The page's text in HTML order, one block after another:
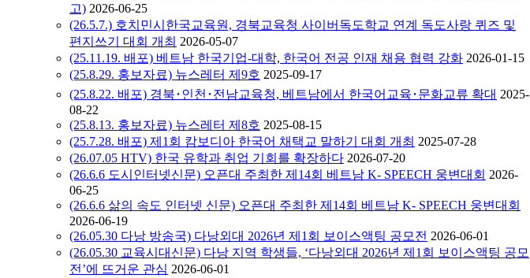
고) 2026-06-25
(26.5.7.) 호치민시한국교육원, 경북교육청 사이버독도학교 연계 독도사랑 퀴즈 및
편지쓰기 대회 개최 2026-05-07
(25.11.19. 배포) 베트남 한국기업-대학, 한국어 전공 인재 채용 협력 강화 2026-01-15
(25.8.29. 홍보자료) 뉴스레터 제9호 2025-09-17
(25.8.22. 배포) 경북･인천･전남교육청, 베트남에서 한국어교육･문화교류 확대 2025-
08-22
(25.8.13. 홍보자료) 뉴스레터 제8호 2025-08-15
(25.7.28. 배포) 제1회 캄보디아 한국어 채택교 말하기 대회 개최 2025-07-28
(26.07.05 HTV) 한국 유학과 취업 기회를 확장하다 2026-07-20
(26.6.6 도시인터넷신문) 오픈대 주최한 제14회 베트남 K- SPEECH 웅변대회 2026-
06-25
(26.6.6 삶의 속도 인터넷 신문) 오픈대 주최한 제14회 베트남 K- SPEECH 웅변대회
2026-06-19
(26.05.30 다낭 방송국) 다낭외대 2026년 제1회 보이스액팅 공모전 2026-06-01
(26.05.30 교육시대신문) 다낭 지역 학생들, ‘다낭외대 2026년 제1회 보이스액팅 공모
전’에 뜨거운 관심 2026-06-01